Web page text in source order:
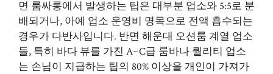
면 룸싸롱에서 발생하는 팁은 대부분 업소와 5:5로 분
배되거나, 아예 업소 운영비 명목으로 전액 흡수되는
경우가 다반사입니다. 반면 해운대 오션룸 계열 업소
들, 특히 바다 뷰를 가진 A~C급 룸바나 퀄리티 업소
는 손님이 지급하는 팁의 80% 이상을 개인이 가져가